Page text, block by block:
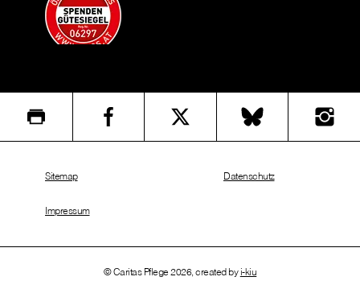
© Caritas Pflege 2026, created by i-kiu
Sitemap
Impressum
Datenschutz